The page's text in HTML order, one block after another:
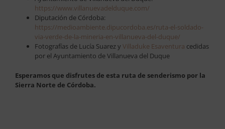
https://www.villanuevadelduque.com/
Diputación de Córdoba:
https://medioambiente.dipucordoba.es/ruta-el-soldado-
via-verde-de-la-mineria-en-villanueva-del-duque/
Fotografías de Lucía Suarez y Villaduke Esaventura cedidas
por el Ayuntamiento de Villanueva del Duque
Esperamos que disfrutes de esta ruta de senderismo por la
Sierra Norte de Córdoba.